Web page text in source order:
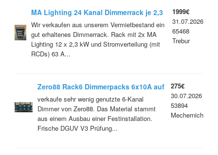
MA Lighting 24 Kanal Dimmerrack je 2,3
KW mit Stromverteilung
Wir verkaufen aus unserem Vermietbestand ein
gut erhaltenes Dimmerrack. Rack mit 2x MA
Lighting 12 x 2,3 kW und Stromverteilung (mit
RCDs) 63 A...
1999€
31.07.2026
65468
Trebur
Zero88 Rack6 Dimmerpacks 6x10A auf
HAN16
verkaufe sehr wenig genutzte 6-Kanal
Dimmer von Zero88. Das Material stammt
aus einem Ausbau einer Festinstallation.
Frische DGUV V3 Prüfung...
275€
30.07.2026
53894
Mechernich